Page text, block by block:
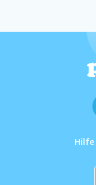
Hilfe